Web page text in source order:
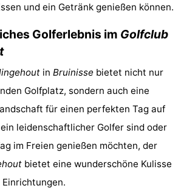
und ein Getränk genießen können.
Golferlebnis im Golfclub
in Bruinisse bietet nicht nur
Golfplatz, sondern auch eine
für einen perfekten Tag auf
leidenschaftlicher Golfer sind oder
im Freien genießen möchten, der
bietet eine wunderschöne Kulisse